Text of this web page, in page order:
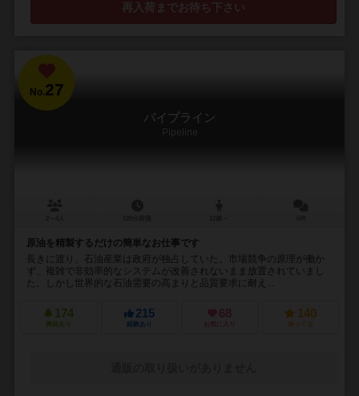
再入荷までお待ち下さい
No.27
パイプライン
Pipeline
原油を精製するだけの簡単なお仕事です
長きに渡り、石油産業は政府が独占していた。市場競争の原理が働か
ず、複雑で非効率的なシステムが改善されないまま放置されていまし
た。しかし世界的な石油需要の高まりと品質要求に耐え...
174
興味あり
215
経験あり
68
お気に入り
140
持ってる